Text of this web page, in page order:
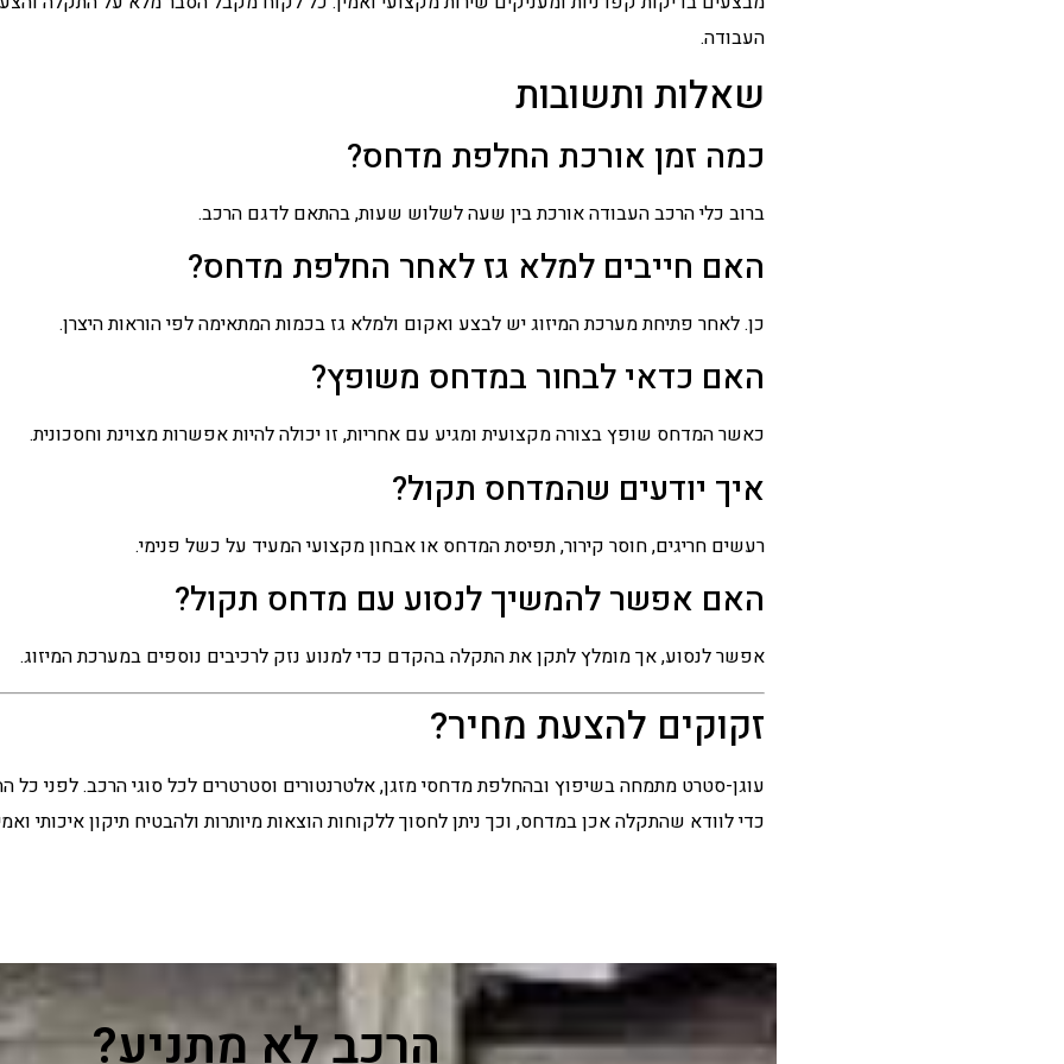
העבודה.
שאלות ותשובות
כמה זמן אורכת החלפת מדחס?
ברוב כלי הרכב העבודה אורכת בין שעה לשלוש שעות, בהתאם לדגם הרכב.
האם חייבים למלא גז לאחר החלפת מדחס?
כן. לאחר פתיחת מערכת המיזוג יש לבצע ואקום ולמלא גז בכמות המתאימה לפי הוראות היצרן.
האם כדאי לבחור במדחס משופץ?
כאשר המדחס שופץ בצורה מקצועית ומגיע עם אחריות, זו יכולה להיות אפשרות מצוינת וחסכונית.
איך יודעים שהמדחס תקול?
רעשים חריגים, חוסר קירור, תפיסת המדחס או אבחון מקצועי המעיד על כשל פנימי.
האם אפשר להמשיך לנסוע עם מדחס תקול?
אפשר לנסוע, אך מומלץ לתקן את התקלה בהקדם כדי למנוע נזק לרכיבים נוספים במערכת המיזוג.
זקוקים להצעת מחיר?
עוגן-סטרט מתמחה בשיפוץ ובהחלפת מדחסי מזגן, אלטרנטורים וסטרטרים לכל סוגי הרכב. לפני
כדי לוודא שהתקלה אכן במדחס, וכך ניתן לחסוך ללקוחות הוצאות מיותרות ולהבטיח תיקון איכותי
הרכב לא מתניע?